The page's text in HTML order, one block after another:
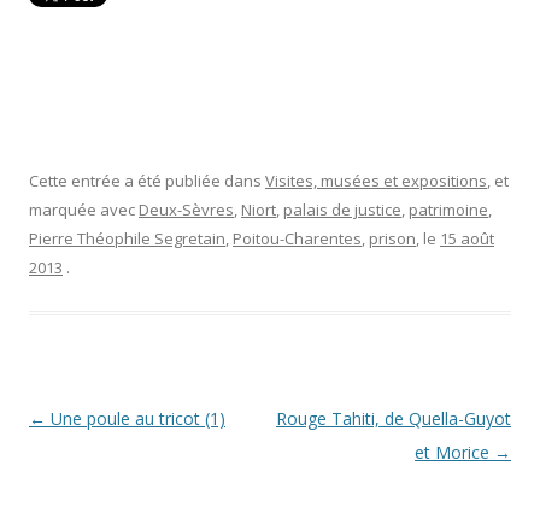
Cette entrée a été publiée dans Visites, musées et expositions, et
marquée avec Deux-Sèvres, Niort, palais de justice, patrimoine,
Pierre Théophile Segretain, Poitou-Charentes, prison, le 15 août
2013 .
Navigation
← Une poule au tricot (1)
Rouge Tahiti, de Quella-Guyot
et Morice →